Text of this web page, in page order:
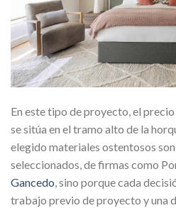
En este tipo de proyecto, el
se sitúa en el tramo alto de la
elegido materiales ostentosos
seleccionados, de firmas como
Gancedo , sino porque cada
trabajo previo de proyecto y una